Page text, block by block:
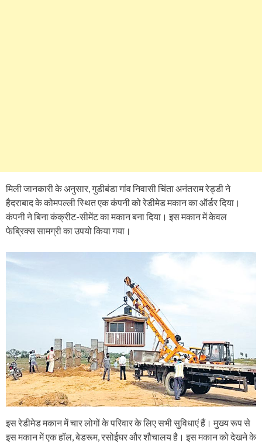
मिली जानकारी के अनुसार, गुडीबंडा गांव निवासी चिंता अनंतराम रेड्डी ने
हैदराबाद के कोमपल्ली स्थित एक कंपनी को रेडीमेड मकान का ऑर्डर दिया।
कंपनी ने बिना कंक्रीट-सीमेंट का मकान बना दिया। इस मकान में केवल
फेब्रिक्स सामग्री का उपयो किया गया।
इस रेडीमेड मकान में चार लोगों के परिवार के लिए सभी सुविधाएं हैं। मुख्य रूप से
इस मकान में एक हॉल, बेडरूम, रसोईघर और शौचालय है। इस मकान को देखने के